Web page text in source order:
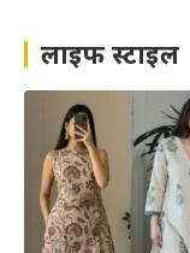
लाइफ स्टाइल